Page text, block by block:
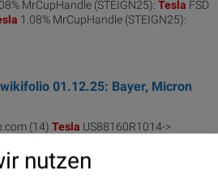
MrCupHandle (STEIGN25): Tesla FSD
1.08% MrCupHandle (STEIGN25):
01.12.25: Bayer, Micron
(14) Tesla US88160R1014->
nutzen